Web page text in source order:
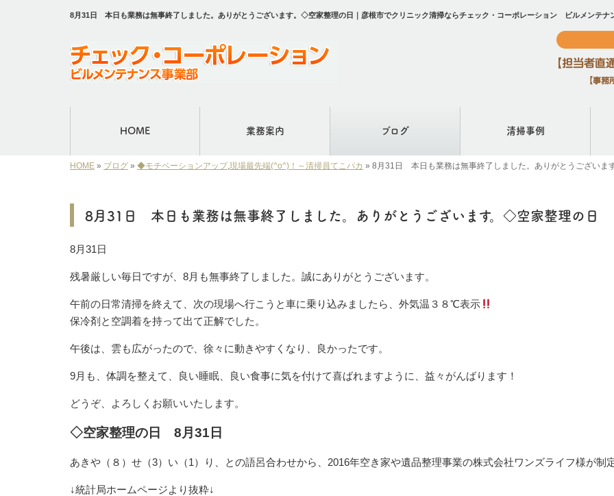
8月31日 本日も業務は無事終了しました。ありがとうございます。◇空家整理の日｜彦根市でクリニック清掃ならチェック・コーポレーション ビルメンテナ
HOME 業務案内 ブログ 清掃事例
HOME » ブログ » ◆モチベーションアップ,現場最先端(^o^)！～清掃員てこパカ » 8月31日 本日も業務は無事終了しました。ありがとうございま
8月31日 本日も業務は無事終了しました。ありがとうございます。◇空家整理の日
8月31日
残暑厳しい毎日ですが、8月も無事終了しました。誠にありがとうございます。
午前の日常清掃を終えて、次の現場へ行こうと車に乗り込みましたら、外気温３８℃表示
保冷剤と空調着を持って出て正解でした。
午後は、雲も広がったので、徐々に動きやすくなり、良かったです。
9月も、体調を整えて、良い睡眠、良い食事に気を付けて喜ばれますように、益々がんばります！
どうぞ、よろしくお願いいたします。
◇空家整理の日 8月31日
あきや（８）せ（3）い（1）り、との語呂合わせから、2016年空き家や遺品整理事業の株式会社ワンズライフ様が制
↓統計局ホームページより抜粋↓